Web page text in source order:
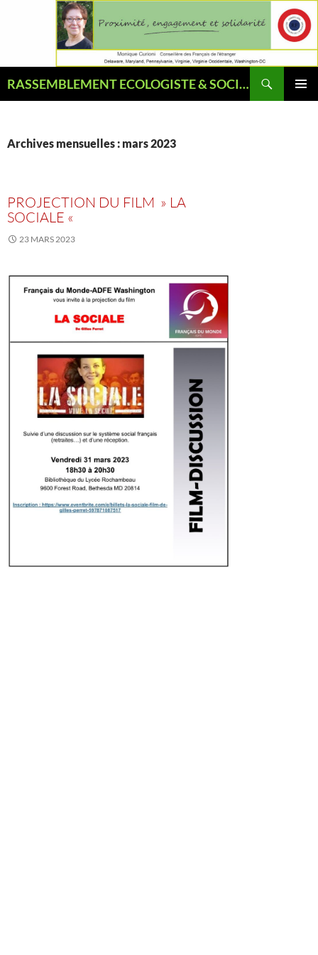
RASSEMBLEMENT ECOLOGISTE & SOCIAL
Archives mensuelles : mars 2023
PROJECTION DU FILM » LA
SOCIALE «
23 MARS 2023